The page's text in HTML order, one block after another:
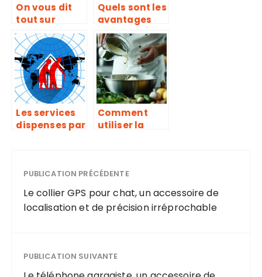
On vous dit
tout sur
l’incroyable
Histoire de
Noel !
Quels sont les
avantages
qu’il y’a a
disposer
d’une
assurance
automobile ?
Les services
dispenses par
Comment
utiliser la
réussir toutes
vos recettes
PUBLICATION PRÉCÉDENTE
Le collier GPS pour chat, un accessoire de
localisation et de précision irréprochable
PUBLICATION SUIVANTE